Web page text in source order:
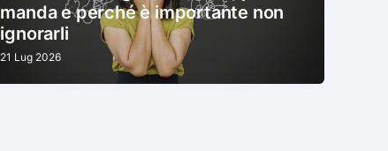
manda e perché è importante non
ignorarli
21 Lug 2026